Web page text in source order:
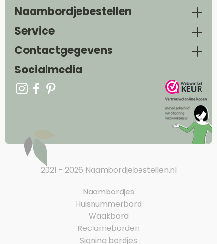
Naambordjebestellen
Service
Contactgegevens
Socialmedia
2021 - 2026 Naambordjebestellen.nl
Naambordjes
Huisnummerbord
Waakbord
Reclameborden
Signing bordjes